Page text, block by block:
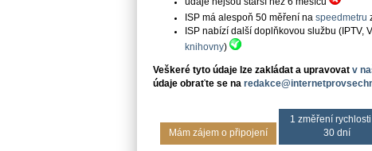
ISP má alespoň 50 měření na speedmetru
ISP nabízí další doplňkovou službu (IPTV,
knihovny)
Veškeré tyto údaje lze zakládat a upravovat v
údaje obraťte se na
Mám zájem o připojení
1 změření rychlosti
30 dní